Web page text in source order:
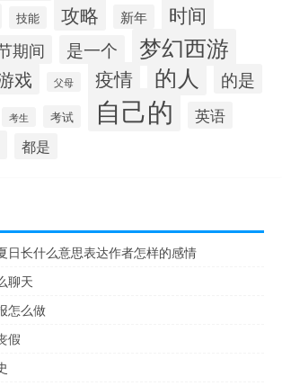
技能 攻略 新年 时间
期间 是一个 梦幻西游
戏 父母 疫情 的人 的是
考生 考试 自己的 英语
都是
日长什么意思表达作者怎样的感情
聊天
怎么做
假